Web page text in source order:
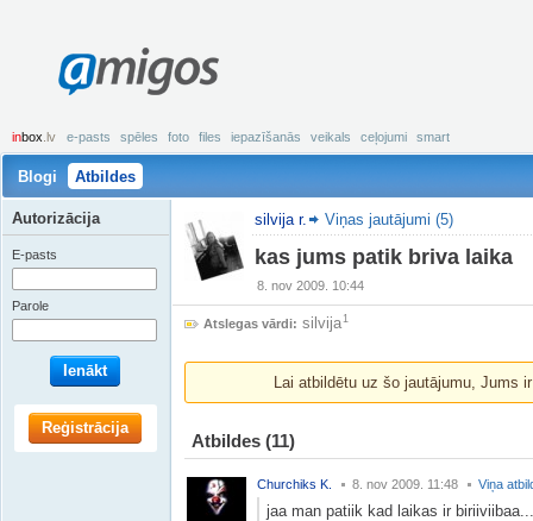
amigos
inbox .lv e-pasts spēles foto files iepazīšanās veikals ceļojumi smart
Blogi Atbildes
silvija r. Viņas jautājumi (5)
kas jums patik briva laika
8. nov 2009. 10:44
Atslegas vārdi: silvija1
Lai atbildētu uz šo jautājumu, Jums
Atbildes (11)
Churchiks K. 8. nov 2009. 11:48 Viņa
jaa man patiik kad laikas ir
Autorizācija
E-pasts
Parole
Ienākt
Reģistrācija